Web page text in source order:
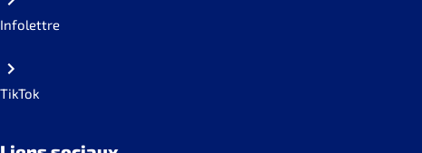
Infolettre
TikTok